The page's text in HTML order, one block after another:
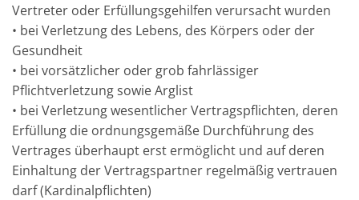
Vertreter oder Erfüllungsgehilfen verursacht wurden
• bei Verletzung des Lebens, des Körpers oder der
Gesundheit
• bei vorsätzlicher oder grob fahrlässiger
Pflichtverletzung sowie Arglist
• bei Verletzung wesentlicher Vertragspflichten, deren
Erfüllung die ordnungsgemäße Durchführung des
Vertrages überhaupt erst ermöglicht und auf deren
Einhaltung der Vertragspartner regelmäßig vertrauen
darf (Kardinalpflichten)